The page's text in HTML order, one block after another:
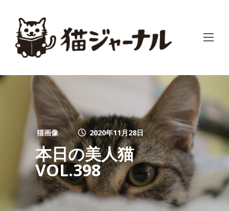
猫画像 2020年11月28日
本日の美人猫
VOL.398